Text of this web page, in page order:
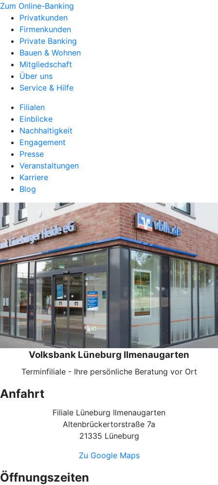
Zum Online-Banking
Privatkunden
Firmenkunden
Private Banking
Bauen & Wohnen
Mitgliedschaft
Über uns
Service & Hilfe
Filialen
Einblicke
Nachhaltigkeit
Engagement
Presse
Veranstaltungen
Karriere
Blog
Volksbank Lüneburg Ilmenaugarten
Terminfiliale - Ihre persönliche Beratung vor Ort
Anfahrt
Filiale Lüneburg Ilmenaugarten
Altenbrückertorstraße 7a
21335 Lüneburg
Zu Google Maps
Öffnungszeiten